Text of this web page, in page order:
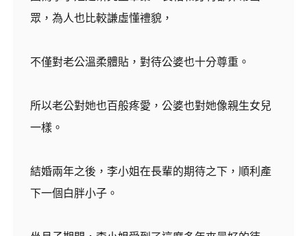
眾，為人也比較謙虛懂禮貌，
不僅對老公溫柔體貼，對待公婆也十分尊重。
所以老公對她也百般疼愛，公婆也對她像親生女兒
一樣。
結婚兩年之後，李小姐在長輩的期待之下，順利產
下一個白胖小子。